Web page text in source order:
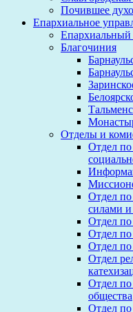
Почившее
Епархиальное
Епархиальный
Благочиния
Отделы и
Отдел по
Отдел
силами
Отдел по
Отдел
Отдел
Отдел
Отдел
общества
Отдел